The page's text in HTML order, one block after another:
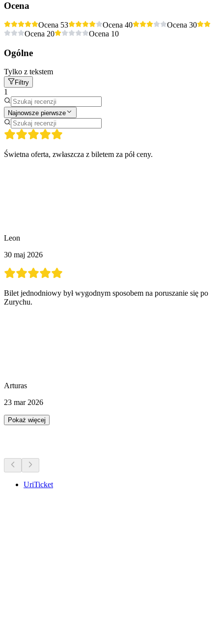
Ocena
Ocena 53 Ocena 40 Ocena 30
Ocena 20 Ocena 10
Ogólne
Tylko z tekstem
Filtry
1
Najnowsze pierwsze
Świetna oferta, zwłaszcza z biletem za pół ceny.
Leon
30 maj 2026
Bilet jednodniowy był wygodnym sposobem na poruszanie się po
Zurychu.
Arturas
23 mar 2026
Pokaż więcej
UriTicket